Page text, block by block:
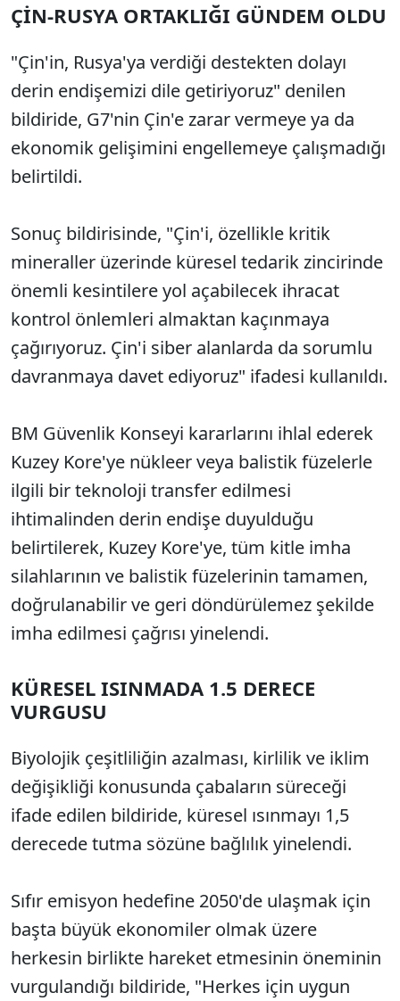
ÇİN-RUSYA ORTAKLIĞI GÜNDEM OLDU
"Çin'in, Rusya'ya verdiği destekten dolayı
derin endişemizi dile getiriyoruz" denilen
bildiride, G7'nin Çin'e zarar vermeye ya da
ekonomik gelişimini engellemeye çalışmadığı
belirtildi.
Sonuç bildirisinde, "Çin'i, özellikle kritik
mineraller üzerinde küresel tedarik zincirinde
önemli kesintilere yol açabilecek ihracat
kontrol önlemleri almaktan kaçınmaya
çağırıyoruz. Çin'i siber alanlarda da sorumlu
davranmaya davet ediyoruz" ifadesi kullanıldı.
BM Güvenlik Konseyi kararlarını ihlal ederek
Kuzey Kore'ye nükleer veya balistik füzelerle
ilgili bir teknoloji transfer edilmesi
ihtimalinden derin endişe duyulduğu
belirtilerek, Kuzey Kore'ye, tüm kitle imha
silahlarının ve balistik füzelerinin tamamen,
doğrulanabilir ve geri döndürülemez şekilde
imha edilmesi çağrısı yinelendi.
KÜRESEL ISINMADA 1.5 DERECE
VURGUSU
Biyolojik çeşitliliğin azalması, kirlilik ve iklim
değişikliği konusunda çabaların süreceği
ifade edilen bildiride, küresel ısınmayı 1,5
derecede tutma sözüne bağlılık yinelendi.
Sıfır emisyon hedefine 2050'de ulaşmak için
başta büyük ekonomiler olmak üzere
herkesin birlikte hareket etmesinin öneminin
vurgulandığı bildiride, "Herkes için uygun